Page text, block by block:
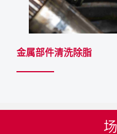
金属部件清洗除脂